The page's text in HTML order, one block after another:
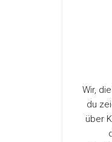
Wir,
du
über